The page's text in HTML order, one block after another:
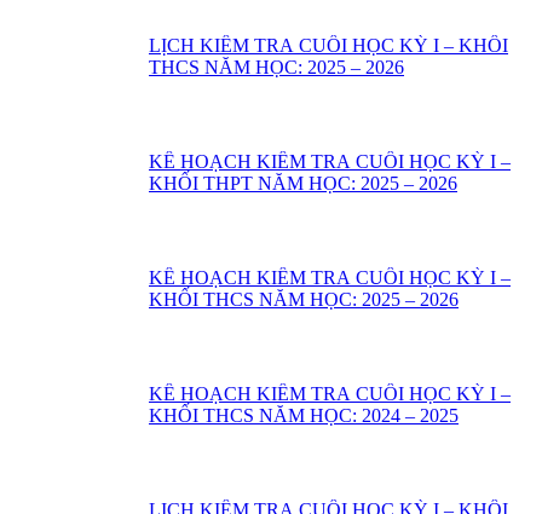
LỊCH KIỂM TRA CUỐI HỌC KỲ I – KHỐI
THCS NĂM HỌC: 2025 – 2026
KẾ HOẠCH KIỂM TRA CUỐI HỌC KỲ I –
KHỐI THPT NĂM HỌC: 2025 – 2026
KẾ HOẠCH KIỂM TRA CUỐI HỌC KỲ I –
KHỐI THCS NĂM HỌC: 2025 – 2026
KẾ HOẠCH KIỂM TRA CUỐI HỌC KỲ I –
KHỐI THCS NĂM HỌC: 2024 – 2025
LỊCH KIỂM TRA CUỐI HỌC KỲ I – KHỐI